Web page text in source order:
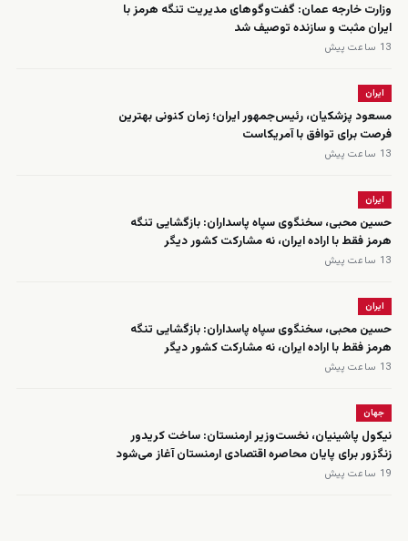
وزارت خارجه عمان: گفت‌وگوهای مدیریت تنگه هرمز با
ایران مثبت و سازنده توصیف شد
13 ساعت پیش
ایران
مسعود پزشکیان، رئیس‌جمهور ایران؛ زمان کنونی بهترین
فرصت برای توافق با آمریکاست
13 ساعت پیش
ایران
حسین محبی، سخنگوی سپاه پاسداران: بازگشایی تنگه
هرمز فقط با اراده ایران، نه مشارکت کشور دیگر
13 ساعت پیش
ایران
حسین محبی، سخنگوی سپاه پاسداران: بازگشایی تنگه
هرمز فقط با اراده ایران، نه مشارکت کشور دیگر
13 ساعت پیش
جهان
نیکول پاشینیان، نخست‌وزیر ارمنستان: ساخت کریدور
زنگزور برای پایان محاصره اقتصادی ارمنستان آغاز می‌شود
19 ساعت پیش